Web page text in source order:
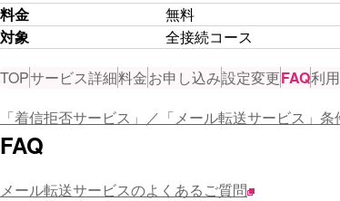
料金
無料
対象
全接続コース
TOPサービス詳細料金お申し込み設定変更FAQ利
「着信拒否サービス」／「メール転送サービス」
FAQ
メール転送サービスのよくあるご質問